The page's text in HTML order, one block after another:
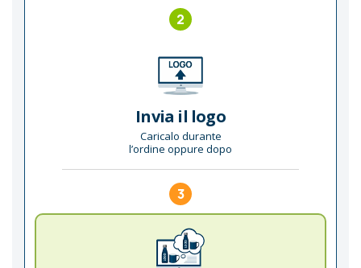
2
Invia il logo
Caricalo durante
l’ordine oppure dopo
3